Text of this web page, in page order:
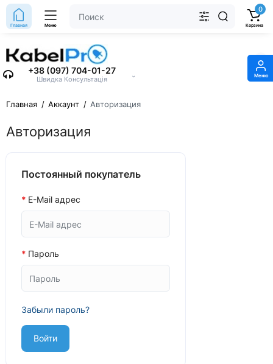
Меню
+38 (097) 704-01-27
Швидка Консультація
⌄
Главная Меню
0
Корзина
Главная Аккаунт Авторизация
Авторизация
Постоянный покупатель
E-Mail адрес
Пароль
Забыли пароль?